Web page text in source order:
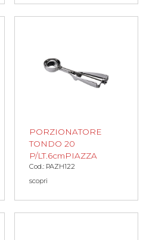
PORZIONATORE
TONDO 20
P/LT.6cmPIAZZA
Cod.: PAZH122
scopri